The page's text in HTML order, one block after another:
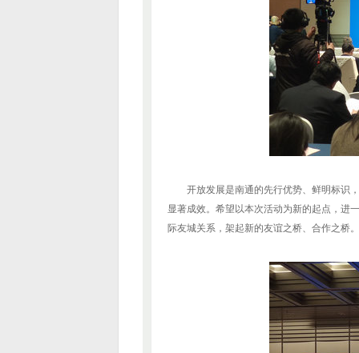
开放发展是南通的先行优势、鲜明标识
显著成效。希望以本次活动为新的起点，进
际友城关系，架起新的友谊之桥、合作之桥。